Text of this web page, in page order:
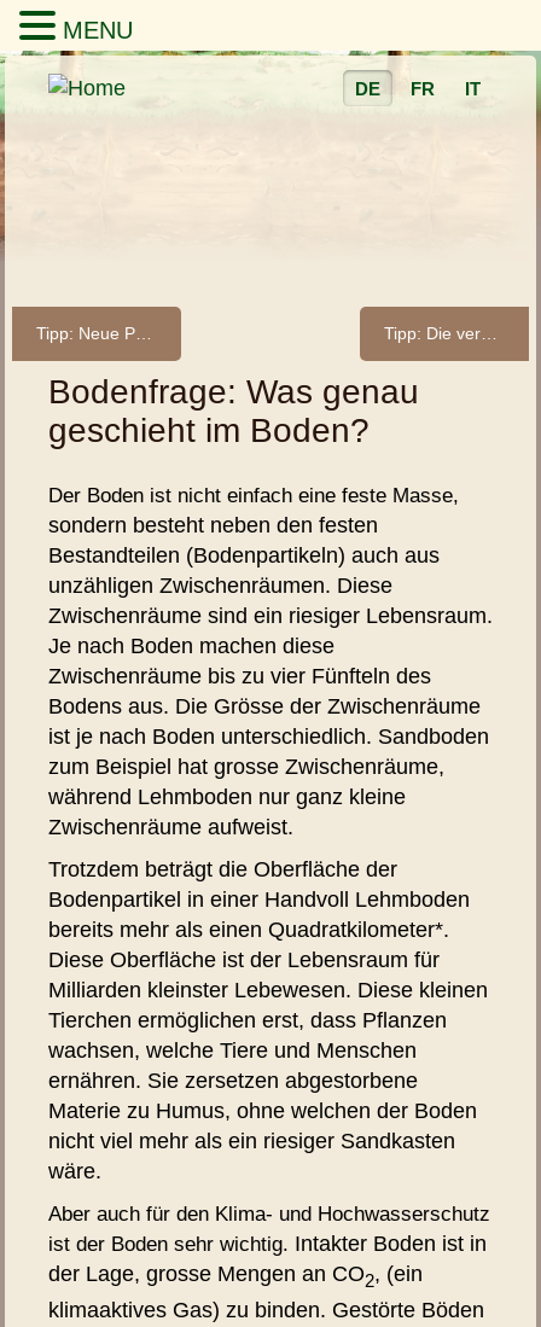
DE FR IT
Tipp: Neue Publikation des BAFU zum Boden Tipp: Die verborgenen Leistungen alpiner Böden
Bodenfrage: Was genau
geschieht im Boden?
Der Boden ist nicht einfach eine feste Masse,
sondern besteht neben den festen
Bestandteilen (Bodenpartikeln) auch aus
unzähligen Zwischenräumen. Diese
Zwischenräume sind ein riesiger Lebensraum.
Je nach Boden machen diese
Zwischenräume bis zu vier Fünfteln des
Bodens aus. Die Grösse der Zwischenräume
ist je nach Boden unterschiedlich. Sandboden
zum Beispiel hat grosse Zwischenräume,
während Lehmboden nur ganz kleine
Zwischenräume aufweist.
Trotzdem beträgt die Oberfläche der
Bodenpartikel in einer Handvoll Lehmboden
bereits mehr als einen Quadratkilometer*.
Diese Oberfläche ist der Lebensraum für
Milliarden kleinster Lebewesen. Diese kleinen
Tierchen ermöglichen erst, dass Pflanzen
wachsen, welche Tiere und Menschen
ernähren. Sie zersetzen abgestorbene
Materie zu Humus, ohne welchen der Boden
nicht viel mehr als ein riesiger Sandkasten
wäre.
Aber auch für den Klima- und Hochwasserschutz
ist der Boden sehr wichtig. Intakter Boden ist in
der Lage, grosse Mengen an CO2, (ein
klimaaktives Gas) zu binden. Gestörte Böden
MENU